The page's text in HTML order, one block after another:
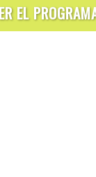
VER EL